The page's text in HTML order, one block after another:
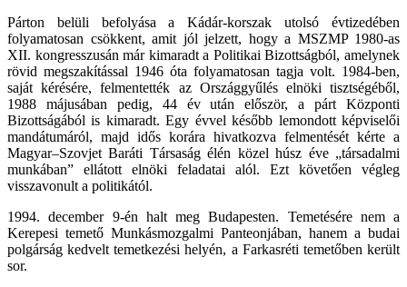
Párton belüli befolyása a Kádár-korszak utolsó évtizedében
folyamatosan csökkent, amit jól jelzett, hogy a MSZMP 1980-as
XII. kongresszusán már kimaradt a Politikai Bizottságból, amelynek
rövid megszakítással 1946 óta folyamatosan tagja volt. 1984-ben,
saját kérésére, felmentették az Országgyűlés elnöki tisztségéből,
1988 májusában pedig, 44 év után először, a párt Központi
Bizottságából is kimaradt. Egy évvel később lemondott képviselői
mandátumáról, majd idős korára hivatkozva felmentését kérte a
Magyar–Szovjet Baráti Társaság élén közel húsz éve „társadalmi
munkában” ellátott elnöki feladatai alól. Ezt követően végleg
visszavonult a politikától.
1994. december 9-én halt meg Budapesten. Temetésére nem a
Kerepesi temető Munkásmozgalmi Panteonjában, hanem a budai
polgárság kedvelt temetkezési helyén, a Farkasréti temetőben került
sor.